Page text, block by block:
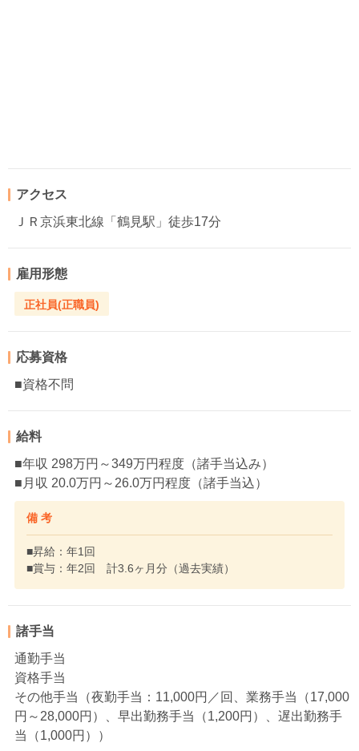
アクセス
ＪＲ京浜東北線「鶴見駅」徒歩17分
雇用形態
正社員(正職員)
応募資格
■資格不問
給料
■年収 298万円～349万円程度（諸手当込み）
■月収 20.0万円～26.0万円程度（諸手当込）
備 考
■昇給：年1回
■賞与：年2回 計3.6ヶ月分（過去実績）
諸手当
通勤手当
資格手当
その他手当（夜勤手当：11,000円／回、業務手当（17,000
円～28,000円）、早出勤務手当（1,200円）、遅出勤務手
当（1,000円））